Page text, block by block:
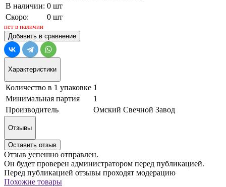
В наличии: 0 шт
Скоро:
0 шт
нет в наличии
Добавить в сравнение
Характеристики
Количество в 1 упаковке 1
Минимальная партия
1
Производитель
Омский Свечной Завод
Отзывы
Оставить отзыв
Отзыв успешно отправлен.
Он будет проверен администратором перед публикацией.
Перед публикацией отзывы проходят модерацию
Похожие товары